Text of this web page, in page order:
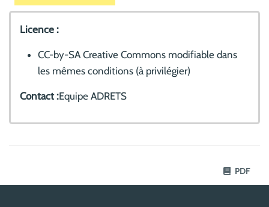
Licence :
CC-by-SA Creative Commons modifiable dans
les mêmes conditions (à privilégier)
Contact :Equipe ADRETS
PDF